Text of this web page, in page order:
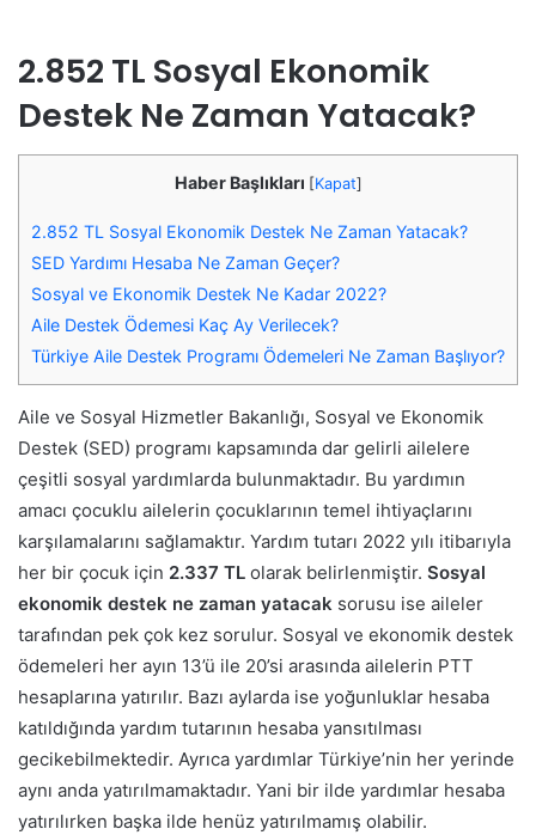
2.852 TL Sosyal Ekonomik
Destek Ne Zaman Yatacak?
Haber Başlıkları [Kapat]
2.852 TL Sosyal Ekonomik Destek Ne Zaman Yatacak?
SED Yardımı Hesaba Ne Zaman Geçer?
Sosyal ve Ekonomik Destek Ne Kadar 2022?
Aile Destek Ödemesi Kaç Ay Verilecek?
Türkiye Aile Destek Programı Ödemeleri Ne Zaman Başlıyor?
Aile ve Sosyal Hizmetler Bakanlığı, Sosyal ve Ekonomik
Destek (SED) programı kapsamında dar gelirli ailelere
çeşitli sosyal yardımlarda bulunmaktadır. Bu yardımın
amacı çocuklu ailelerin çocuklarının temel ihtiyaçlarını
karşılamalarını sağlamaktır. Yardım tutarı 2022 yılı itibarıyla
her bir çocuk için 2.337 TL olarak belirlenmiştir. Sosyal
ekonomik destek ne zaman yatacak sorusu ise aileler
tarafından pek çok kez sorulur. Sosyal ve ekonomik destek
ödemeleri her ayın 13’ü ile 20’si arasında ailelerin PTT
hesaplarına yatırılır. Bazı aylarda ise yoğunluklar hesaba
katıldığında yardım tutarının hesaba yansıtılması
gecikebilmektedir. Ayrıca yardımlar Türkiye’nin her yerinde
aynı anda yatırılmamaktadır. Yani bir ilde yardımlar hesaba
yatırılırken başka ilde henüz yatırılmamış olabilir.